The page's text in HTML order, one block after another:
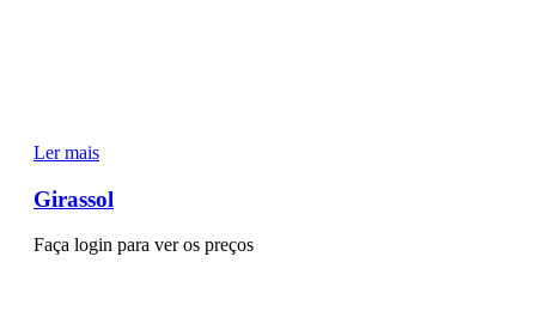
Ler mais
Girassol
Faça login para ver os preços